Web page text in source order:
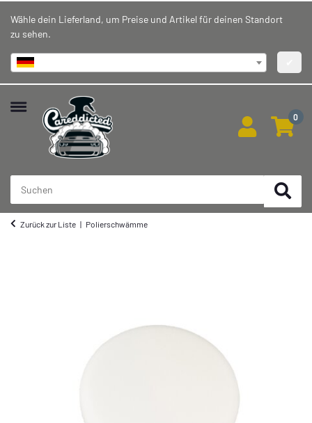
Wähle dein Lieferland, um Preise und Artikel für deinen Standort
zu sehen.
0
Zurück zur Liste Polierschwämme